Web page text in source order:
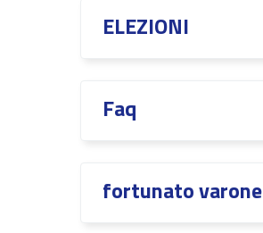
ELEZIONI
Faq
fortunato varone